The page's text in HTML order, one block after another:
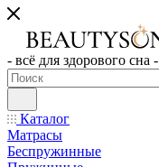
- всё для здорового сна -
Каталог
Матрасы
Беспружинные